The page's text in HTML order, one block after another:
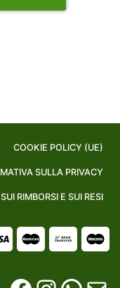
COOKIE POLICY (UE)
SULLA PRIVACY
RIMBORSI E SUI RESI